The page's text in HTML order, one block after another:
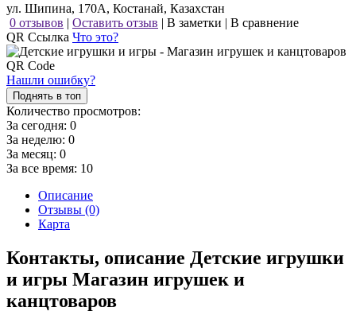
ул. Шипина, 170А, Костанай, Казахстан
0 отзывов | Оставить отзыв | В заметки | В сравнение
QR Ссылка Что это?
Нашли ошибку?
Поднять в топ
Количество просмотров:
За сегодня: 0
За неделю: 0
За месяц: 0
За все время: 10
Описание
Отзывы (0)
Карта
Контакты, описание Детские игрушки
и игры Магазин игрушек и
канцтоваров